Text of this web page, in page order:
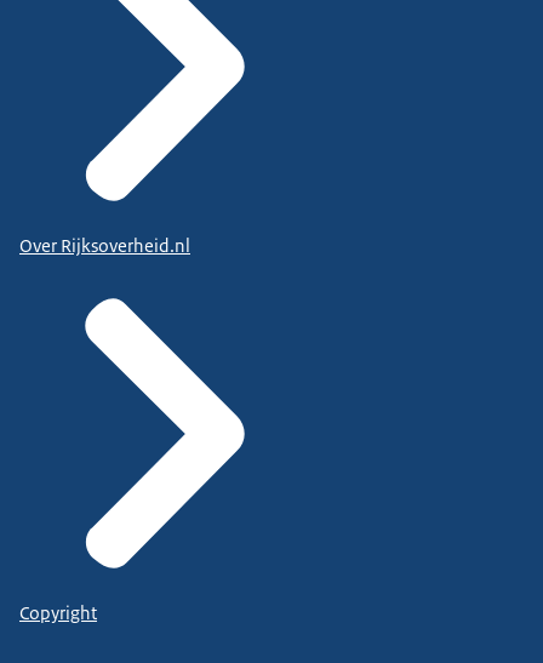
Over Rijksoverheid.nl
Copyright